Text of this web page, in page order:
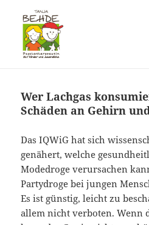
Wer Lachgas
Schäden an Gehirn
Das IQWiG hat sich
genähert, welche
Modedroge verursachen
Partydroge bei jungen
Es ist günstig, leicht zu
allem nicht verboten. Wenn